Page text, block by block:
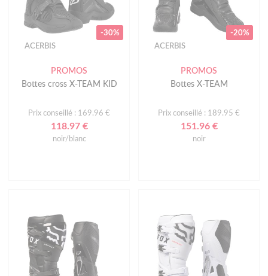
-30%
ACERBIS
PROMOS
Bottes cross X-TEAM KID
Prix conseillé : 169.96 €
118.97 €
noir/blanc
-20%
ACERBIS
PROMOS
Bottes X-TEAM
Prix conseillé : 189.95 €
151.96 €
noir